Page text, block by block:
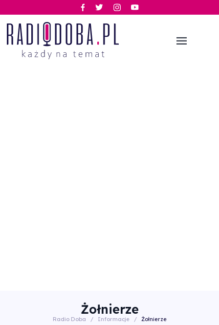
Żołnierze
Radio Doba / Informacje / Żołnierze